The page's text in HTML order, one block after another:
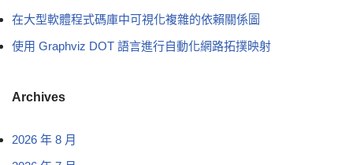
在大型軟體程式碼庫中可視化複雜的依賴關係圖
使用 Graphviz DOT 語言進行自動化網路拓撲映射
Archives
2026 年 8 月